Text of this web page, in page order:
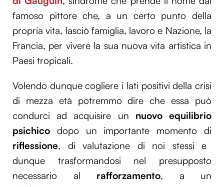
famoso pittore che, a un certo punto della
propria vita, lasciò famiglia, lavoro e Nazione, la
Francia, per vivere la sua nuova vita artistica in
Paesi tropicali.
Volendo dunque cogliere i lati positivi della crisi
di mezza età potremmo dire che essa può
condurci ad acquisire un nuovo equilibrio
psichico dopo un importante momento di
riflessione, di valutazione di noi stessi e
dunque trasformandosi nel presupposto
necessario al rafforzamento, a un